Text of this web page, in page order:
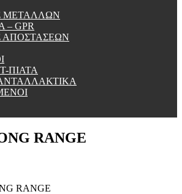
ΜΕΤΑΛΛΩΝ
– GPR
ΑΠΟΣΤΑΣΕΩΝ
ΠΙΑΤΑ
RANGE
RANGE